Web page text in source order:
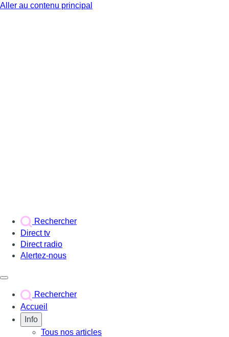
Aller au contenu principal
Rechercher
Direct tv
Direct radio
Alertez-nous
Rechercher
Accueil
Info
Tous nos articles